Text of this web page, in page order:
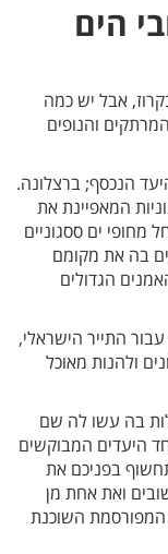
הים
אבל יש כמה
והנופים
הנכסף; ברצלונה.
המאפיינת את
מחופי ים ססגוניים
בה את מקומם
הגדולים
התייר הישראלי,
ולהנות מאוכל
בה עשו לה שם
היעדים המבוקשים
בפניכם את
ואת אחת מן
המפורסמת השוכנת